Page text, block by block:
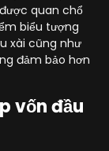
quan chổ
biểu tượng
xài cũng như
đảm bảo hơn
vốn đầu